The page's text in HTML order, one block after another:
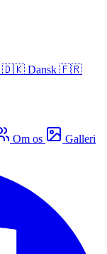
🇩🇰 Dansk 🇫🇷
Om os
Galleri